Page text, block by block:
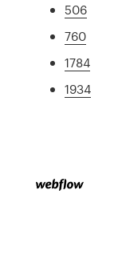
506
760
1784
1934